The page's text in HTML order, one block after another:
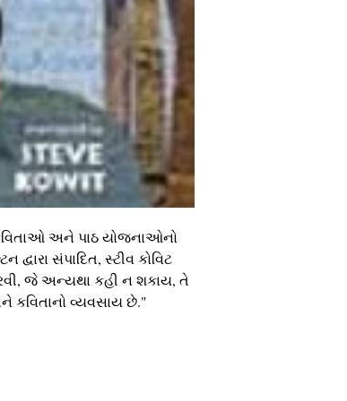
કવિતાઓ અને પાઠ યોજનાઓનો
સંપાદિત, સ્ટીવ કોવિટ
જે અન્યથા કહી ન શકાય, તે
કવિતાનો વ્યવસાય છે."